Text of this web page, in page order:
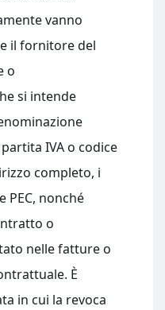
vanno
il fornitore del
o
si intende
IVA o codice
completo, i
PEC, nonché
o
nelle fatture o
È
in cui la revoca